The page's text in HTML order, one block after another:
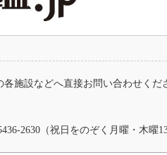
施設などへ直接お問い合わせくだ
2630（祝日をのぞく月曜・木曜